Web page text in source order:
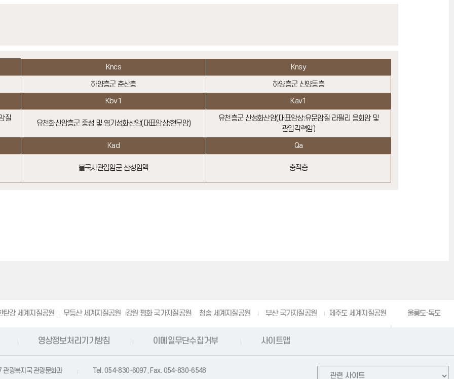
Kncs
Knsy
하양층군 춘산층
하양층군 신양동층
Kbv1
Kav1
질
유천화산암층군 중성 및 염기성화산암(대표암상:현무암)
유천층군 산성화산암(대표암상:유문암질 라필리 응회암 및
관입각력암)
Kad
Qa
불국사관입암군 산성암맥 충적층
강 세계지질공원 무등산 세계지질공원 강원 평화 국가지질공원 청송 세계지질공원 부산 국가지질공원 제주도 세계지질공원 울릉도·독도
영상정보처리기기방침 이메일무단수집거부 사이트맵
광복지국 관광문화과 Tel. 054-830-6097, Fax. 054-830-6548